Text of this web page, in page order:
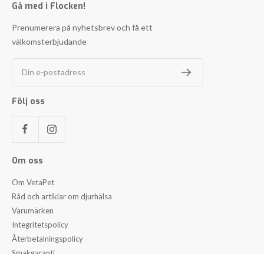
Gå med i Flocken!
Prenumerera på nyhetsbrev och få ett
välkomsterbjudande
Din e-postadress
Följ oss
Om oss
Om VetaPet
Råd och artiklar om djurhälsa
Varumärken
Integritetspolicy
Återbetalningspolicy